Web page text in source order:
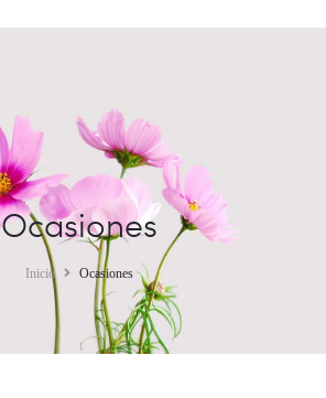
Ocasiones
Inicio Ocasiones